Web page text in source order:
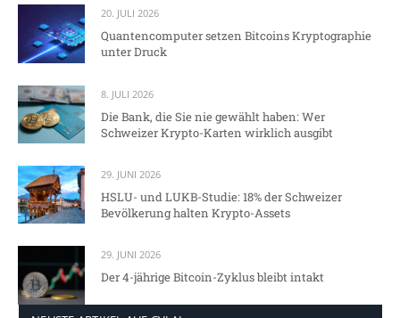
20. JULI 2026
Quantencomputer setzen Bitcoins Kryptographie
unter Druck
8. JULI 2026
Die Bank, die Sie nie gewählt haben: Wer
Schweizer Krypto-Karten wirklich ausgibt
29. JUNI 2026
HSLU- und LUKB-Studie: 18% der Schweizer
Bevölkerung halten Krypto-Assets
29. JUNI 2026
Der 4-jährige Bitcoin-Zyklus bleibt intakt